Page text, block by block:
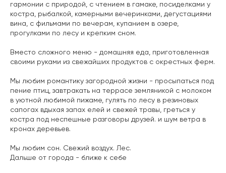
гармонии с природой, с чтением в гамаке, посиделками у
костра, рыбалкой, камерными вечеринками, дегустациями
вина, с фильмами по вечерам, купанием в озере,
прогулками по лесу и крепким сном.
Вместо сложного меню - домашняя еда, приготовленная
своими руками из свежайших продуктов с окрестных ферм.
Мы любим романтику загородной жизни - просыпаться под
пение птиц, завтракать на террасе земляникой с молоком
в уютной любимой пижаме, гулять по лесу в резиновых
сапогах вдыхая запах елей и свежей травы, греться у
костра под неспешные разговоры друзей. и шум ветра в
кронах деревьев.
Мы любим сон. Свежий воздух. Лес.
Дальше от города - ближе к себе